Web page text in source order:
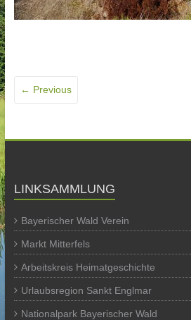
← Previous
LINKSAMMLUNG
Bayerischer Wald Verein
Markt Mitterfels
Arbeitskreis Heimatgeschichte
Urlaubsregion Sankt Englmar
Nationalpark Bayerischer Wald